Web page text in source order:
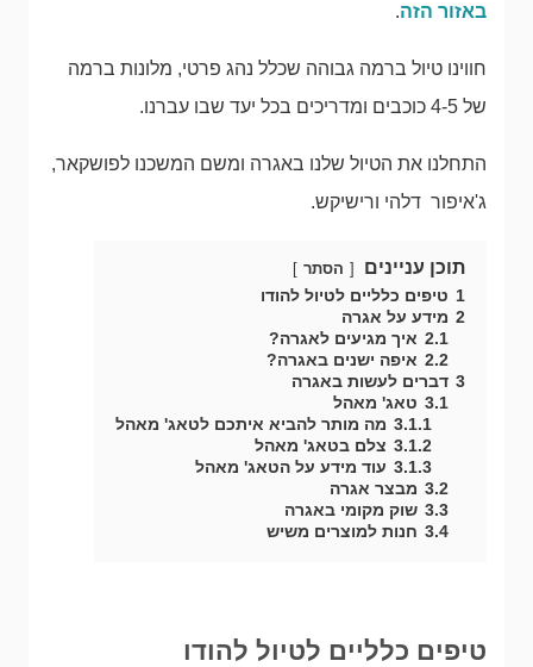
באזור הזה.
חווינו טיול ברמה גבוהה שכלל נהג פרטי, מלונות ברמה
של 4-5 כוכבים ומדריכים בכל יעד שבו עברנו.
התחלנו את הטיול שלנו באגרה ומשם המשכנו לפושקאר,
ג'איפור דלהי ורישיקש.
תוכן עניינים הסתר
1 טיפים כלליים לטיול להודו
2 מידע על אגרה
2.1 איך מגיעים לאגרה?
2.2 איפה ישנים באגרה?
3 דברים לעשות באגרה
3.1 טאג' מאהל
3.1.1 מה מותר להביא איתכם לטאג' מאהל
3.1.2 צלם בטאג' מאהל
3.1.3 עוד מידע על הטאג' מאהל
3.2 מבצר אגרה
3.3 שוק מקומי באגרה
3.4 חנות למוצרים משיש
טיפים כלליים לטיול להודו